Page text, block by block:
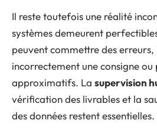
Il reste toutefois une réalité
systèmes demeurent
peuvent commettre des
incorrectement une consigne
approximatifs. La supervision
vérification des livrables et la
des données restent essentielles.